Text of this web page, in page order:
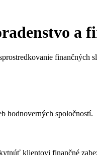
a
finančných
hodnoverných spoločností.
klientovi finančné